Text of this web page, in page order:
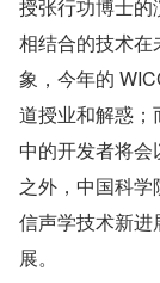
授张行功博士的
相结合的技术
象，今年的
道授业和解惑
中的开发者将
之外，中国科
信声学技术新
展。